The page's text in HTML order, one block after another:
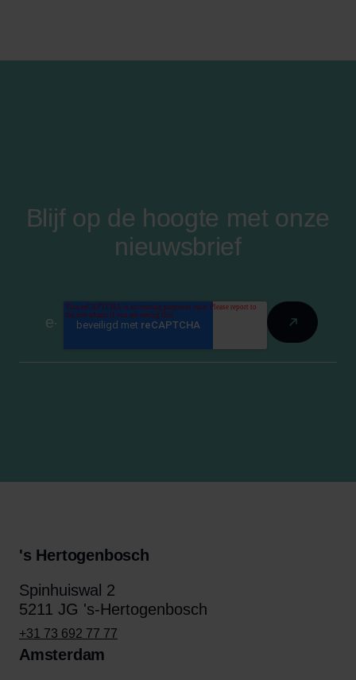
Blijf op de hoogte met onze
nieuwsbrief
's Hertogenbosch
Spinhuiswal 2
5211 JG 's-Hertogenbosch
+31 73 692 77 77
Amsterdam